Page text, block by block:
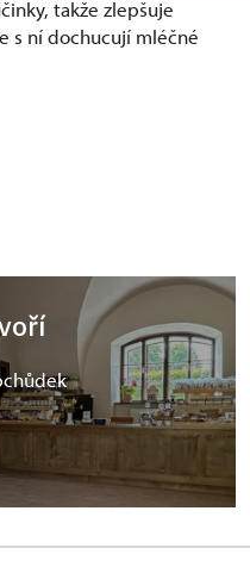
takže zlepšuje
s ní dochucují mléčné